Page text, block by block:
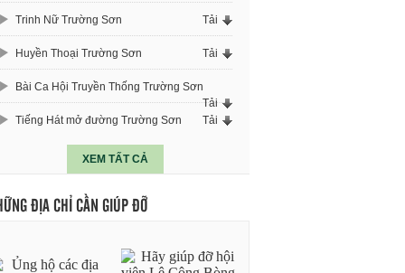
Trinh Nữ Trường Sơn Tải
Huyền Thoại Trường Sơn Tải
Bài Ca Hội Truyền Thống Trường Sơn
Tải
Tiếng Hát mở đường Trường Sơn
Tải
XEM TẤT CẢ
ĐỊA CHỈ CẦN GIÚP ĐỠ